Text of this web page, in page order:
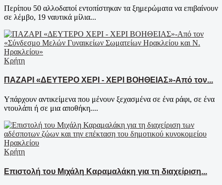
Περίπου 50 αλλοδαποί εντοπίστηκαν τα ξημερώματα να επιβαίνουν
σε λέμβο, 19 ναυτικά μίλια...
Κρήτη
ΠΑΖΑΡΙ «ΔΕΥΤΕΡΟ ΧΕΡΙ - ΧΕΡΙ ΒΟΗΘΕΙΑΣ»-Από τον...
Υπάρχουν αντικείμενα που μένουν ξεχασμένα σε ένα ράφι, σε ένα
ντουλάπι ή σε μια αποθήκη....
Κρήτη
Επιστολή του Μιχάλη Καραμαλάκη για τη διαχείριση...